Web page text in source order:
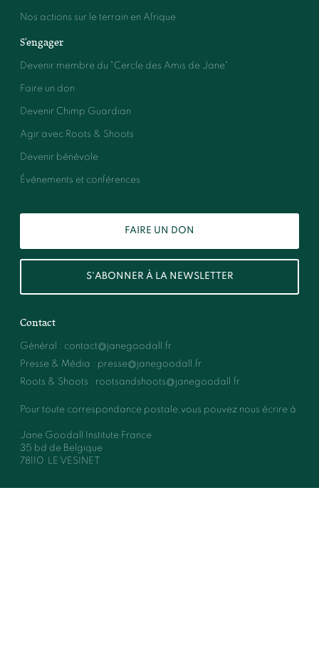
Nos actions sur le terrain en Afrique
S'engager
Devenir membre du "Cercle des Amis de Jane"
Faire un don
Devenir Chimp Guardian
Agir avec Roots & Shoots
Devenir bénévole
Événements et conférences
FAIRE UN DON
S'ABONNER À LA NEWSLETTER
Contact
Général : contact@janegoodall.fr
Presse & Média : presse@janegoodall.fr
Roots & Shoots : rootsandshoots@janegoodall.fr
Pour toute correspondance postale,vous pouvez nous écrire à
:
Jane Goodall Institute France
35 bd de Belgique
78110
LE VESINET